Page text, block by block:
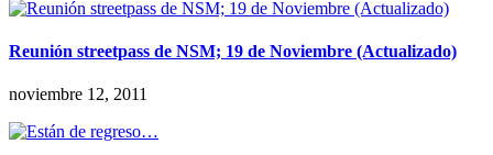
Reunión streetpass de NSM; 19 de Noviembre (Actualizado)
noviembre 12, 2011